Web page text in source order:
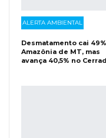
ALERTA AMBIENTAL
Desmatamento cai
Amazônia de MT, mas
avança 40,5% no